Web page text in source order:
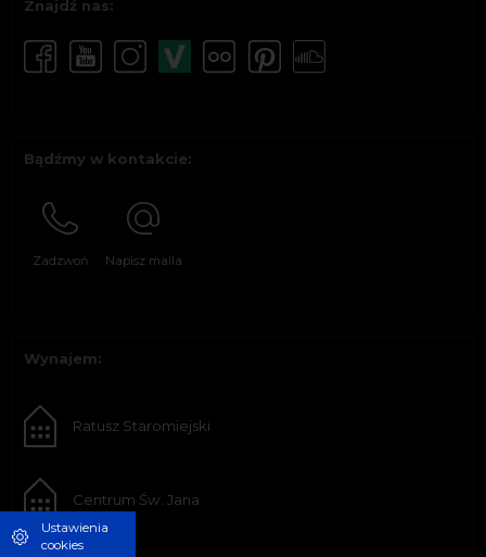
Znajdź nas:
Bądźmy w kontakcie:
Zadzwoń Napisz maila
Wynajem:
Ratusz Staromiejski
Centrum Św. Jana
Ustawienia
cookies